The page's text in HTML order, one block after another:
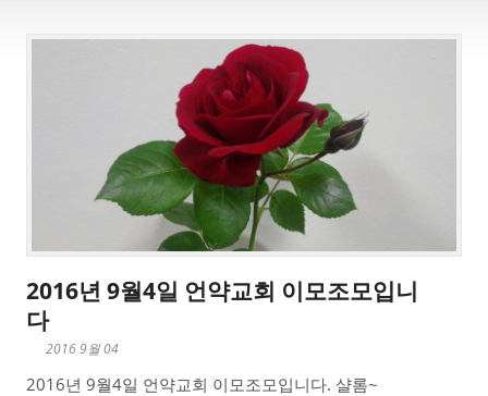
2016년 9월4일 언약교회 이모조모입니
다
2016 9월 04
2016년 9월4일 언약교회 이모조모입니다. 샬롬~